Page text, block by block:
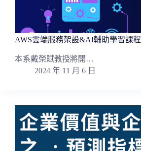
AWS雲端服務架設&AI輔助學習課程
本系戴榮賦教授將開…
2024 年 11 月 6 日